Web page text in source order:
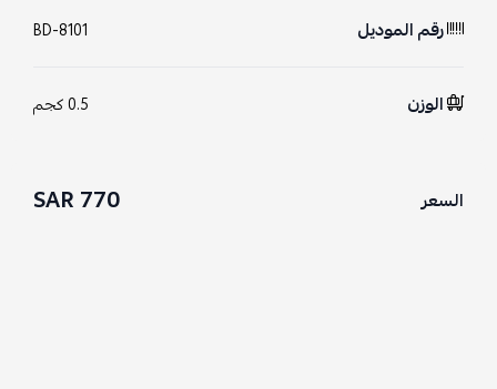
رقم الموديل BD-8101
الوزن 0.5 كجم
السعر 770 SAR